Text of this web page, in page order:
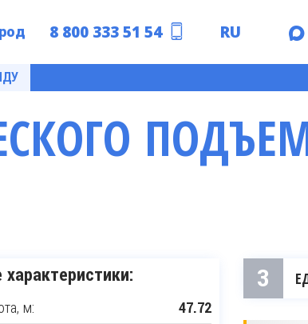
8 800 333 51 54
RU
EN
м: 47.72
3